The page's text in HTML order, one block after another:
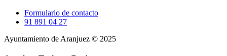
Formulario de contacto
91 891 04 27
Ayuntamiento de Aranjuez © 2025